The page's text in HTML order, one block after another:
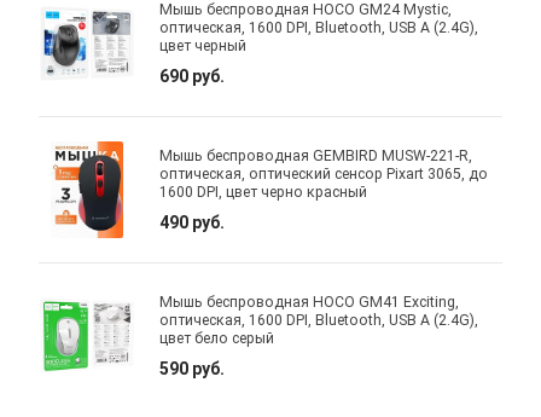
Мышь беспроводная HOCO GM24 Mystic,
оптическая, 1600 DPI, Bluetooth, USB A (2.4G),
цвет черный
690 руб.
Мышь беспроводная GEMBIRD MUSW-221-R,
оптическая, оптический сенсор Pixart 3065, до
1600 DPI, цвет черно красный
490 руб.
Мышь беспроводная HOCO GM41 Exciting,
оптическая, 1600 DPI, Bluetooth, USB A (2.4G),
цвет бело серый
590 руб.